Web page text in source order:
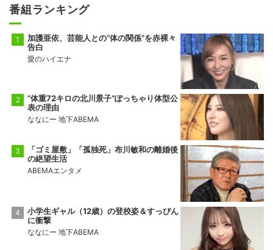
番組ランキング
加護亜依、芸能人との“体の関係”を赤裸々
告白
愛のハイエナ
“体重72キロの北川景子”ぽっちゃり体型公
表の理由
ななにー 地下ABEMA
「ゴミ屋敷」「孤独死」布川敏和の離婚後
の絶望生活
ABEMAエンタメ
小学生ギャル（12歳）の登校姿＆すっぴん
に衝撃
ななにー 地下ABEMA